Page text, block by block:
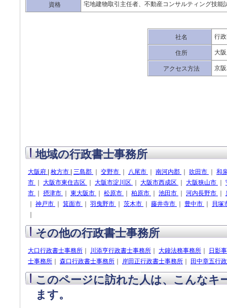
資格 宅地建物取引主任者、不動産コンサルティング技
社名 行
住所 大
アクセス方法 京
地域の行政書士事務所
大阪府 枚方市 三島郡 交野市 八尾市 南河内郡 吹田市
和
市
大阪市東住吉区 大阪市淀川区 大阪市西成区 大阪狭山市
市
摂津市 東大阪市 松原市 柏原市 池田市 河内長野市
神戸市 箕面市 羽曳野市 茨木市 藤井寺市 豊中市
貝塚
その他の行政書士事務所
大口行政書士事務所 川添亨行政書士事務所 大鐘法務事務所
日影
士事務所
森口行政書士事務所 岸田正行政書士事務所 田中章五行
このページに訪れた人は、こんなキ
ます。